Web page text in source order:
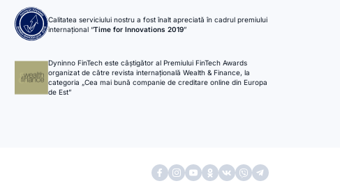
Calitatea serviciului nostru a fost înalt apreciată în cadrul premiului
internațional “Time for Innovations 2019”
Dyninno FinTech este câștigător al Premiului FinTech Awards
organizat de către revista internațională Wealth & Finance, la
categoria „Cea mai bună companie de creditare online din Europa
de Est”